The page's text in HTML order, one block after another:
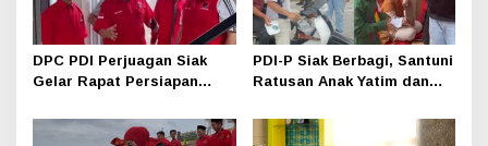
DPC PDI Perjuagan Siak
Gelar Rapat Persiapan
di Hotel Luxe
PDI-P Siak Berbagi, Santuni
Ratusan Anak Yatim dan